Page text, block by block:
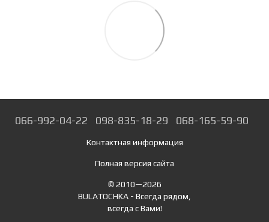
066-992-04-22 098-835-18-29 068-165-59-90
Контактная информация
Полная версия сайта
© 2010—2026
BULATOCHKA - Всегда рядом,
всегда с Вами!